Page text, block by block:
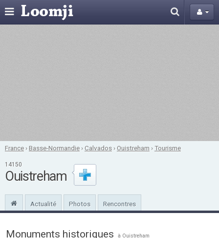
France ›Basse-Normandie ›Calvados ›Ouistreham ›Tourisme
14150
Ouistreham
Actualité Photos Rencontres
Monuments historiques à Ouistreham